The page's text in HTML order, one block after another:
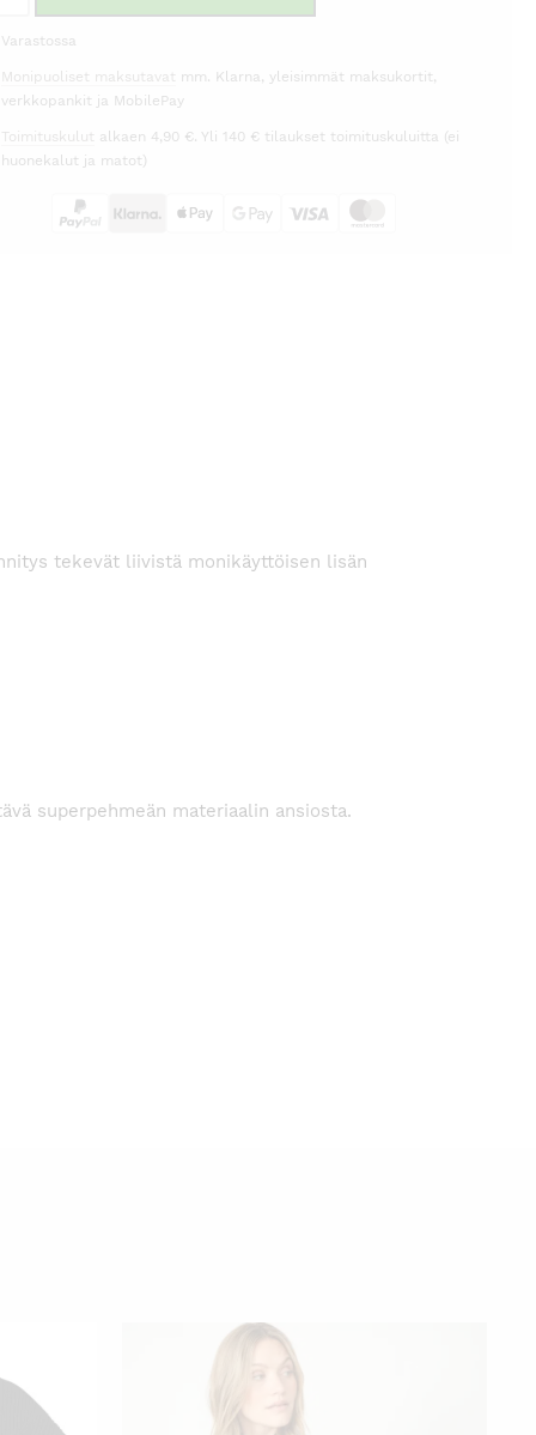
Varastossa
Monipuoliset maksutavat mm. Klarna, yleisimmät maksukortit,
verkkopankit ja MobilePay
Toimituskulut alkaen 4,90 €. Yli 140 € tilaukset toimituskuluitta (ei
huonekalut ja matot)
tekevät liivistä monikäyttöisen lisän
superpehmeän materiaalin ansiosta.